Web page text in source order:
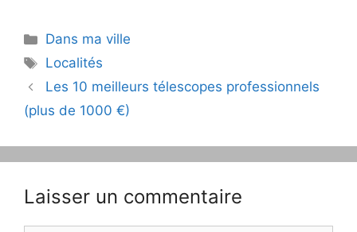
Catégories
Dans ma ville
Étiquettes
Localités
Navigation
des
articles
Les 10 meilleurs télescopes professionnels
(plus de 1000 €)
Laisser un commentaire